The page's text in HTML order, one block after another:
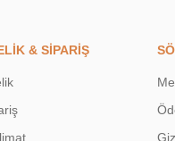
& SİPARİŞ